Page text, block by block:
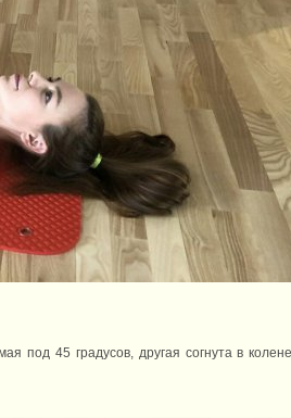
под 45 градусов, другая согнута в